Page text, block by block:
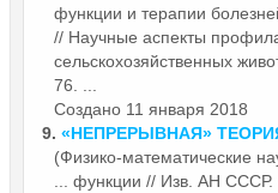
функции и терапии
// Научные аспекты
сельскохозяйственных
76. ...
Создано 11 января 2018
9. «НЕПРЕРЫВНАЯ»
(Физико-математические
функции // Изв. АН СССР.